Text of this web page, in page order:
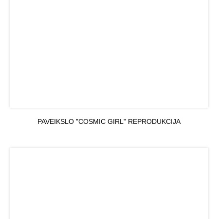
PAVEIKSLO "COSMIC GIRL" REPRODUKCIJA